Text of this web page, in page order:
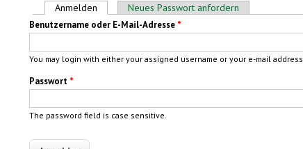
Haupt-Reiter
Anmelden (aktiver Reiter)
Neues Passwort anfordern
Benutzername oder E-Mail-Adresse *
You may login with either your assigned username or your e-mail address.
Passwort *
The password field is case sensitive.